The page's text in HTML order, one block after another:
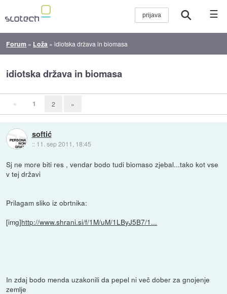
☰
Forum » Loža »idiotska država in biomasa
idiotska država in biomasa
« 1 2 »
softić
:: 11. sep 2011, 18:45
Sj ne more biti res , vendar bodo tudi biomaso zjebal...tako kot vse
v tej državi
Prilagam sliko iz obrtnika:
[img]http://www.shrani.si/f/1M/uM/1LByJ5B7/1...
In zdaj bodo menda uzakonili da pepel ni več dober za gnojenje
zemlje